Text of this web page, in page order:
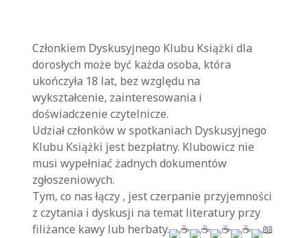
Członkiem Dyskusyjnego Klubu Książki dla
dorosłych może być każda osoba, która
ukończyła 18 lat, bez względu na
wykształcenie, zainteresowania i
doświadczenie czytelnicze.
Udział członków w spotkaniach Dyskusyjnego
Klubu Książki jest bezpłatny. Klubowicz nie
musi wypełniać żadnych dokumentów
zgłoszeniowych.
Tym, co nas łączy , jest czerpanie przyjemności
z czytania i dyskusji na temat literatury przy
filiżance kawy lub herbaty.